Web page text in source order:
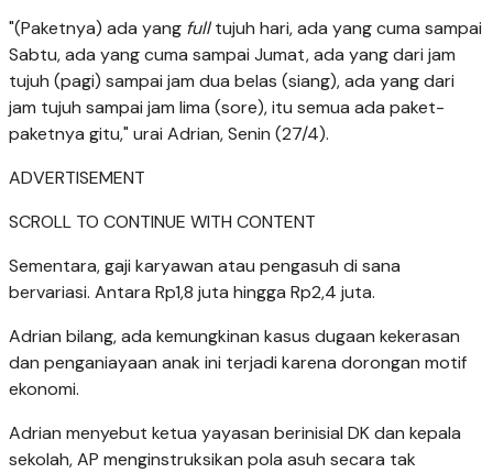
"(Paketnya) ada yang fulltujuh hari, ada yang cuma sampai
Sabtu, ada yang cuma sampai Jumat, ada yang dari jam
tujuh (pagi) sampai jam dua belas (siang), ada yang dari
jam tujuh sampai jam lima (sore), itu semua ada paket-
paketnya gitu," urai Adrian, Senin (27/4).
ADVERTISEMENT
SCROLL TO CONTINUE WITH CONTENT
Sementara, gaji karyawan atau pengasuh di sana
bervariasi. Antara Rp1,8 juta hingga Rp2,4 juta.
Adrian bilang, ada kemungkinan kasus dugaan kekerasan
dan penganiayaan anak ini terjadi karena dorongan motif
ekonomi.
Adrian menyebut ketua yayasan berinisial DK dan kepala
sekolah, AP menginstruksikan pola asuh secara tak